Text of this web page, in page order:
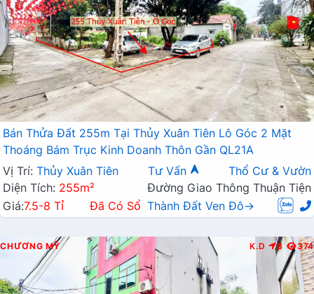
Bán Thửa Đất 255m Tại Thủy Xuân Tiên Lô Góc 2 Mặt
Thoáng Bám Trục Kinh Doanh Thôn Gần QL21A
Vị Trí: Thủy Xuân Tiên Tư Vấn
Thổ Cư & Vườn
Diện Tích: 255m²
Đường Giao Thông Thuận Tiện
Giá:7.5-8 Tỉ Đã Có Sổ Thành Đất Ven Đô→
CHƯƠNG MỸ K.D B 374